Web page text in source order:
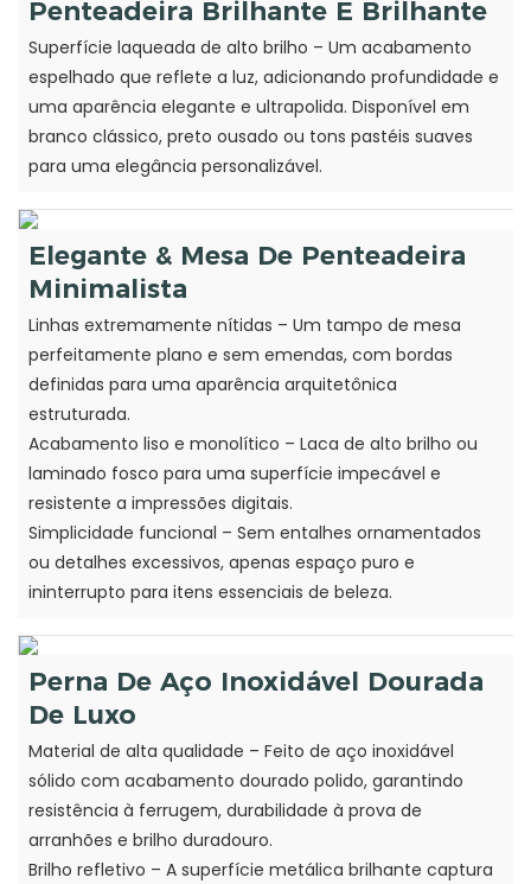
Penteadeira Brilhante E Brilhante
Superfície laqueada de alto brilho – Um acabamento
espelhado que reflete a luz, adicionando profundidade e
uma aparência elegante e ultrapolida. Disponível em
branco clássico, preto ousado ou tons pastéis suaves
para uma elegância personalizável.
Elegante & Mesa De Penteadeira
Minimalista
Linhas extremamente nítidas – Um tampo de mesa
perfeitamente plano e sem emendas, com bordas
definidas para uma aparência arquitetônica
estruturada.
Acabamento liso e monolítico – Laca de alto brilho ou
laminado fosco para uma superfície impecável e
resistente a impressões digitais.
Simplicidade funcional – Sem entalhes ornamentados
ou detalhes excessivos, apenas espaço puro e
ininterrupto para itens essenciais de beleza.
Perna De Aço Inoxidável Dourada
De Luxo
Material de alta qualidade – Feito de aço inoxidável
sólido com acabamento dourado polido, garantindo
resistência à ferrugem, durabilidade à prova de
arranhões e brilho duradouro.
Brilho refletivo – A superfície metálica brilhante captura